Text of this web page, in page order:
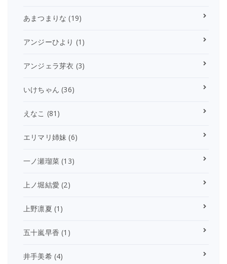
あまつまりな (19)
アンジーひより (1)
アンジェラ芽衣 (3)
いけちゃん (36)
えなこ (81)
エリマリ姉妹 (6)
一ノ瀬瑠菜 (13)
上ノ堀結愛 (2)
上野凛夏 (1)
五十嵐早香 (1)
井手美希(4)